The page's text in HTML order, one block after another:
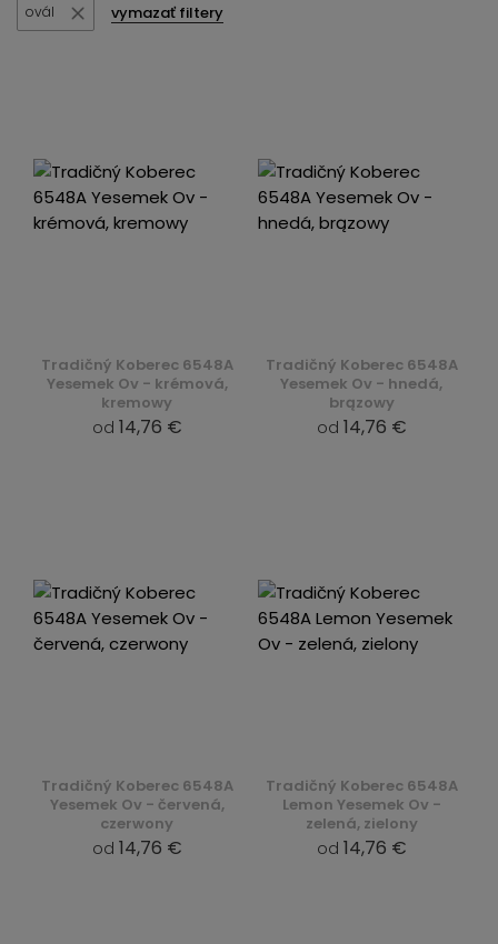
ovál vymazať filtery
Tradičný Koberec 6548A
Yesemek Ov - krémová,
kremowy
od 14,76 €
Tradičný Koberec 6548A
Yesemek Ov - hnedá,
brązowy
od 14,76 €
Tradičný Koberec 6548A
Yesemek Ov - červená,
czerwony
od 14,76 €
Tradičný Koberec 6548A
Lemon Yesemek Ov -
zelená, zielony
od 14,76 €